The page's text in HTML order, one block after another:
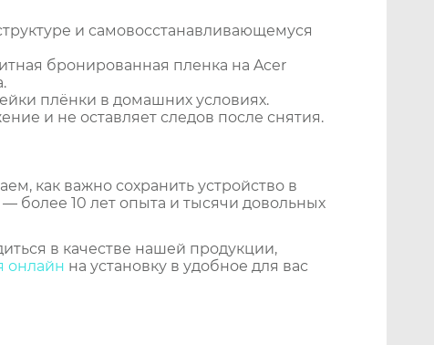
и самовосстанавливающемуся
бронированная пленка на Acer
плёнки в домашних условиях.
и не оставляет следов после снятия.
как важно сохранить устройство в
более 10 лет опыта и тысячи довольных
в качестве нашей продукции,
онлайн на установку в удобное для вас